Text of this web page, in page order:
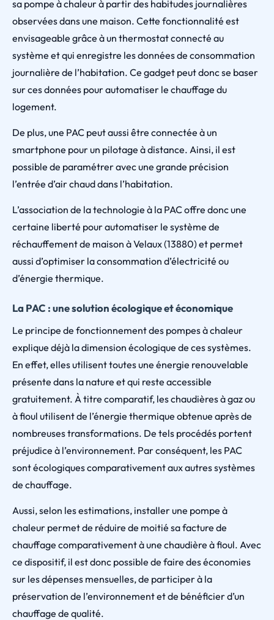
sa pompe à chaleur à partir des habitudes journalières
observées dans une maison. Cette fonctionnalité est
envisageable grâce à un thermostat connecté au
système et qui enregistre les données de consommation
journalière de l’habitation. Ce gadget peut donc se baser
sur ces données pour automatiser le chauffage du
logement.
De plus, une PAC peut aussi être connectée à un
smartphone pour un pilotage à distance. Ainsi, il est
possible de paramétrer avec une grande précision
l’entrée d’air chaud dans l’habitation.
L’association de la technologie à la PAC offre donc une
certaine liberté pour automatiser le système de
réchauffement de maison à Velaux (13880) et permet
aussi d’optimiser la consommation d’électricité ou
d’énergie thermique.
La PAC : une solution écologique et économique
Le principe de fonctionnement des pompes à chaleur
explique déjà la dimension écologique de ces systèmes.
En effet, elles utilisent toutes une énergie renouvelable
présente dans la nature et qui reste accessible
gratuitement. À titre comparatif, les chaudières à gaz ou
à fioul utilisent de l’énergie thermique obtenue après de
nombreuses transformations. De tels procédés portent
préjudice à l’environnement. Par conséquent, les PAC
sont écologiques comparativement aux autres systèmes
de chauffage.
Aussi, selon les estimations, installer une pompe à
chaleur permet de réduire de moitié sa facture de
chauffage comparativement à une chaudière à fioul. Avec
ce dispositif, il est donc possible de faire des économies
sur les dépenses mensuelles, de participer à la
préservation de l’environnement et de bénéficier d’un
chauffage de qualité.